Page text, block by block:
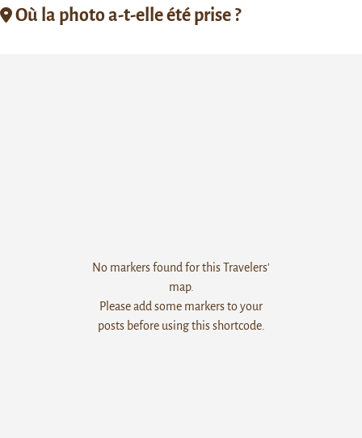
Où la photo a-t-elle été prise ?
No markers found for this Travelers'
map.
Please add some markers to your
posts before using this shortcode.